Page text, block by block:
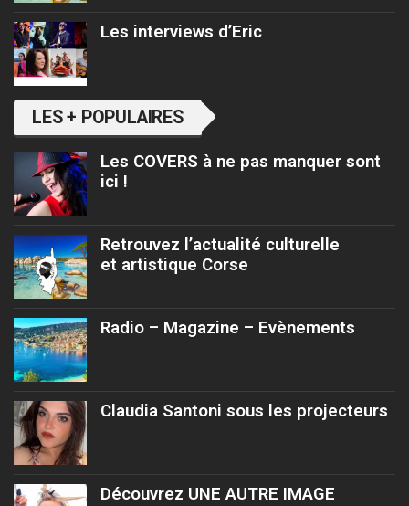
Les interviews d’Eric
LES + POPULAIRES
Les COVERS à ne pas manquer sont
ici !
Retrouvez l’actualité culturelle
et artistique Corse
Radio – Magazine – Evènements
Claudia Santoni sous les projecteurs
Découvrez UNE AUTRE IMAGE